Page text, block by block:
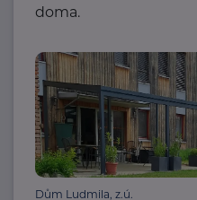
doma.
Dům Ludmila, z.ú.